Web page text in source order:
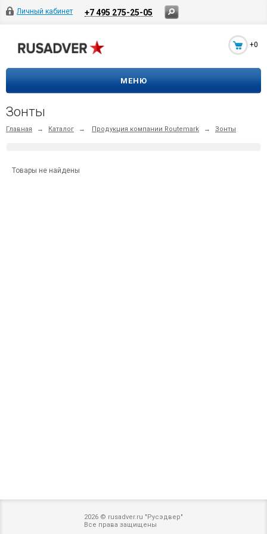
Личный кабинет +7 495 275-25-05
+0
МЕНЮ
Зонты
Главная → Каталог → Продукция компании Routemark → Зонты
Товары не найдены
2026 © rusadver.ru "Русэдвер"
Все права защищены